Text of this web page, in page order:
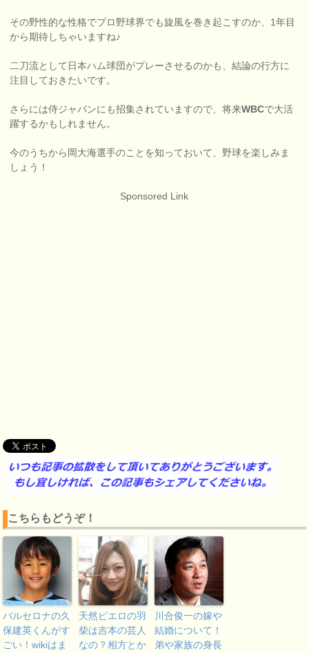
その野性的な性格でプロ野球界でも旋風を巻き起こすのか、1年目
から期待しちゃいますね♪
二刀流として日本ハム球団がプレーさせるのかも、結論の行方に
注目しておきたいです。
さらには侍ジャパンにも招集されていますので、将来WBCで大活
躍するかもしれません。
今のうちから岡大海選手のことを知っておいて、野球を楽しみま
しょう！
Sponsored Link
こちらもどうぞ！
バルセロナの久
保建英くんがす
ごい！wikiはま
天然ピエロの羽
柴は吉本の芸人
なの？相方とか
川合俊一の嫁や
結婚について！
弟や家族の身長